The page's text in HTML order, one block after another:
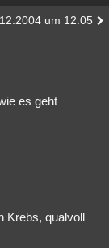
um 12:05
es geht
Krebs, qualvoll